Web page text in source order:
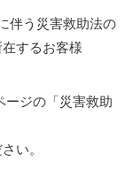
伴う災害救助法の
するお客様
ージの「災害救助
い。